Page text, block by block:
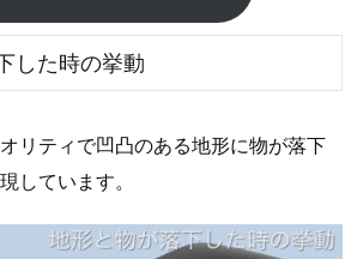
した時の挙動
リティで凹凸のある地形に物が落下
しています。